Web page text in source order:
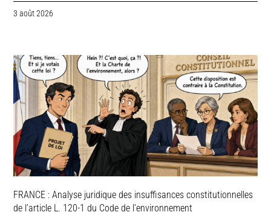
3 août 2026
FRANCE : Analyse juridique des insuffisances constitutionnelles
de l’article L. 120-1 du Code de l’environnement